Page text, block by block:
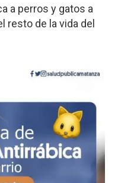
a perros y gatos a
resto de la vida del